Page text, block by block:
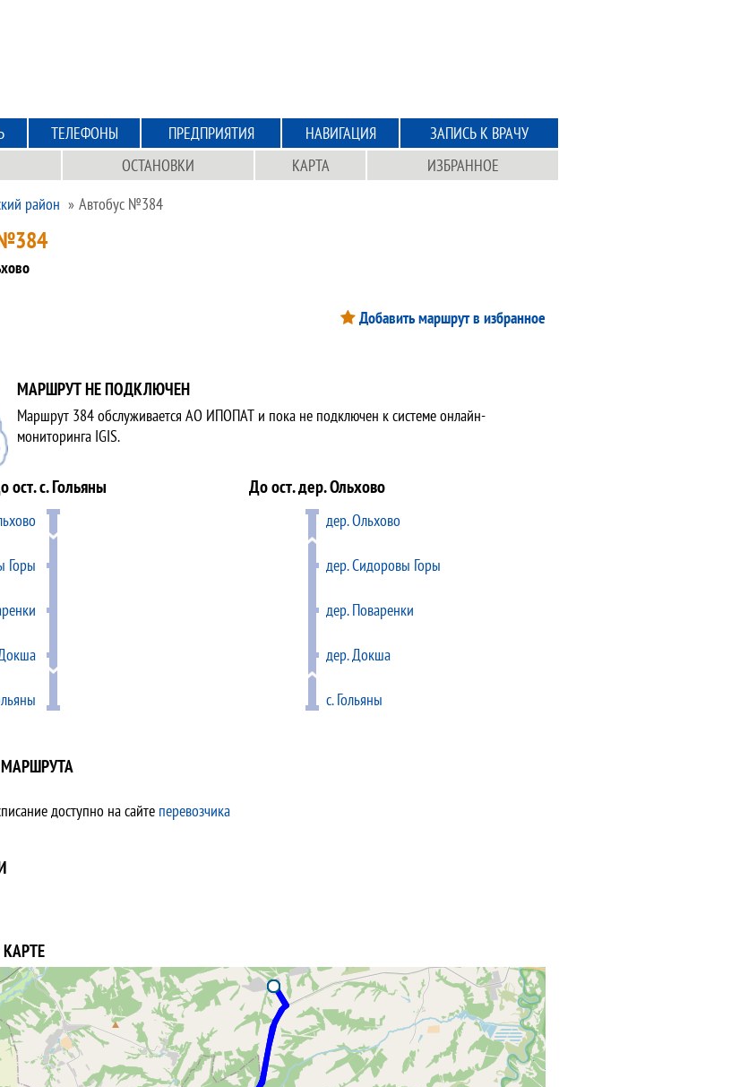
ТЕЛЕФОНЫ ПРЕДПРИЯТИЯ НАВИГАЦИЯ
ЗАПИСЬ К ВРАЧУ
ОСТАНОВКИ КАРТА
ИЗБРАННОЕ
район Автобус №384
Добавить маршрут в избранное
МАРШРУТ НЕ ПОДКЛЮЧЕН
Маршрут 384 обслуживается АО ИПОПАТ и пока не подключен к системе онлайн-
мониторинга IGIS.
ост. с. Гольяны
Горы
До ост. дер. Ольхово
дер. Ольхово
дер. Сидоровы Горы
дер. Поваренки
дер. Докша
с. Гольяны
доступно на сайте перевозчика